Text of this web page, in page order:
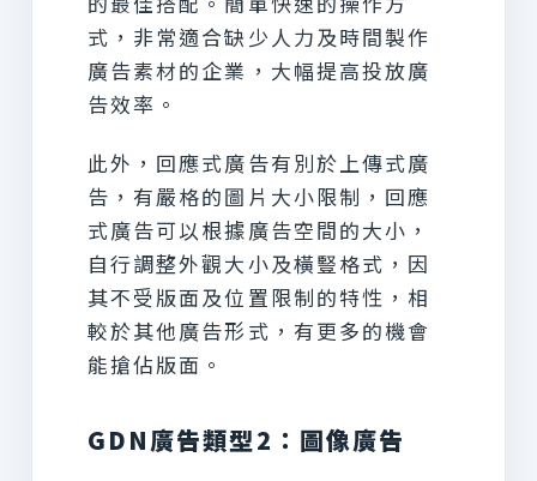
式，非常適合缺少人力及時間製作
廣告素材的企業，大幅提高投放廣
告效率。
此外，回應式廣告有別於上傳式廣
告，有嚴格的圖片大小限制，回應
式廣告可以根據廣告空間的大小，
自行調整外觀大小及橫豎格式，因
其不受版面及位置限制的特性，相
較於其他廣告形式，有更多的機會
能搶佔版面。
GDN廣告類型2：圖像廣告